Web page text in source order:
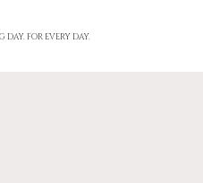
DAY. FOR EVERY DAY.